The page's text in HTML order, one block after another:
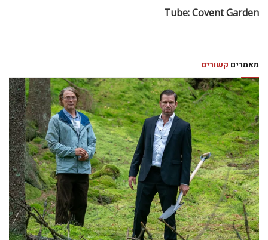
Tube: Covent Garden
מאמרים קשורים